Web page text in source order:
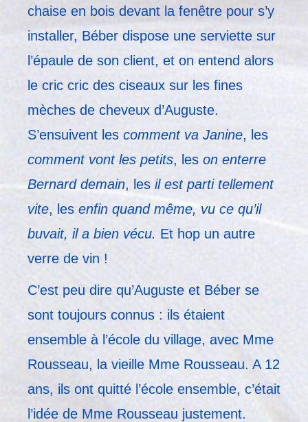
chaise en bois devant la fenêtre pour s’y
installer, Béber dispose une serviette sur
l’épaule de son client, et on entend alors
le cric cric des ciseaux sur les fines
mèches de cheveux d’Auguste.
S’ensuivent les comment va Janine, les
comment vont les petits, les on enterre
Bernard demain, les il est parti tellement
vite, les enfin quand même, vu ce qu’il
buvait, il a bien vécu. Et hop un autre
verre de vin !
C’est peu dire qu’Auguste et Béber se
sont toujours connus : ils étaient
ensemble à l’école du village, avec Mme
Rousseau, la vieille Mme Rousseau. A 12
ans, ils ont quitté l’école ensemble, c’était
l’idée de Mme Rousseau justement.